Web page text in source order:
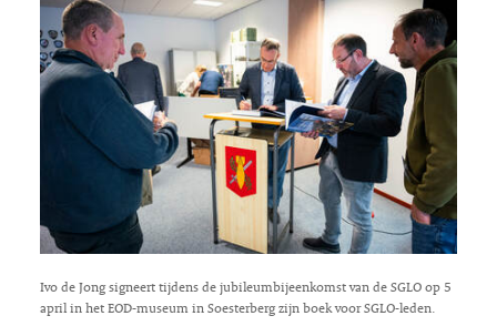
Ivo de Jong signeert tijdens de jubileumbijeenkomst van de SGLO op 5
april in het EOD-museum in Soesterberg zijn boek voor SGLO-leden.